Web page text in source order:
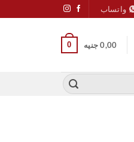
واتساب
0,00 جنيه 0